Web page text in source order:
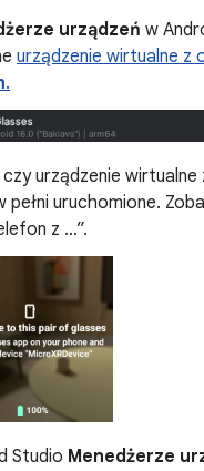
urządzeń w
urządzenie wirtualne z
.
urządzenie wirtualne
pełni uruchomione.
z ...”.
Studio Menedżerze